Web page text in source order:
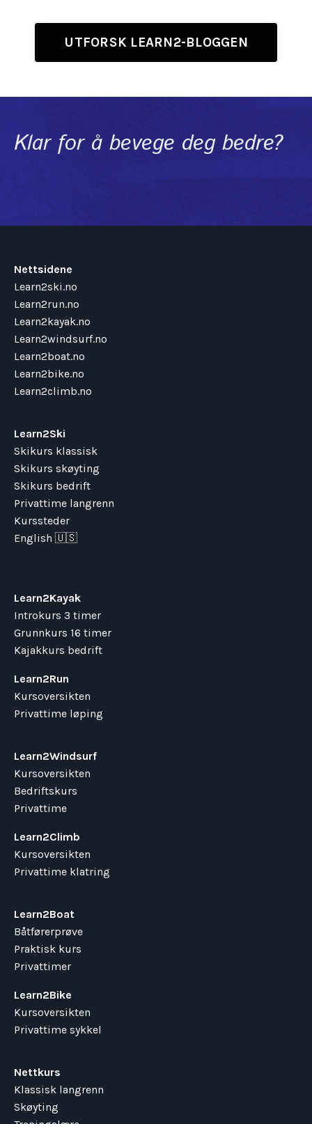
UTFORSK LEARN2-BLOGGEN
Klar for å bevege deg bedre?
Nettsidene
Learn2ski.no
Learn2run.no
Learn2kayak.no
Learn2windsurf.no
Learn2boat.no
Learn2bike.no
Learn2climb.no
Learn2Ski
Skikurs klassisk
Skikurs skøyting
Skikurs bedrift
Privattime langrenn
Kurssteder
English 🇺🇸
Learn2Kayak
Introkurs 3 timer
Grunnkurs 16 timer
Kajakkurs bedrift
Learn2Run
Kursoversikten
Privattime løping
Learn2Windsurf
Kursoversikten
Bedriftskurs
Privattime
Learn2Climb
Kursoversikten
Privattime klatring
Learn2Boat
Båtførerprøve
Praktisk kurs
Privattimer
Learn2Bike
Kursoversikten
Privattime sykkel
Nettkurs
Klassisk langrenn
Skøyting